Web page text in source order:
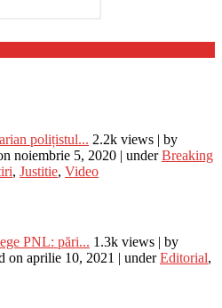
polițistul... 2.2k views | by
noiembrie 5, 2020 | underBreaking
, Justitie, Video
PNL: pări... 1.3k views | by
on aprilie 10, 2021 | underEditorial,